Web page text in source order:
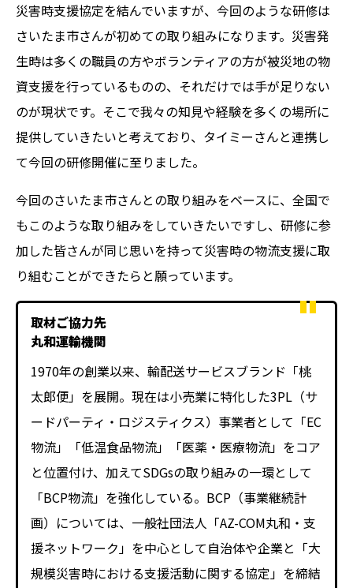
災害時支援協定を結んでいますが、今回のような研修は
さいたま市さんが初めての取り組みになります。災害発
生時は多くの職員の方やボランティアの方が被災地の物
資支援を行っているものの、それだけでは手が足りない
のが現状です。そこで我々の知見や経験を多くの場所に
提供していきたいと考えており、タイミーさんと連携し
て今回の研修開催に至りました。
今回のさいたま市さんとの取り組みをベースに、全国で
もこのような取り組みをしていきたいですし、研修に参
加した皆さんが同じ思いを持って災害時の物流支援に取
り組むことができたらと願っています。
取材ご協力先
丸和運輸機関
1970年の創業以来、輸配送サービスブランド「桃
太郎便」を展開。現在は小売業に特化した3PL（サ
ードパーティ・ロジスティクス）事業者として「EC
物流」「低温食品物流」「医薬・医療物流」をコア
と位置付け、加えてSDGsの取り組みの一環として
「BCP物流」を強化している。BCP（事業継続計
画）については、一般社団法人「AZ-COM丸和・支
援ネットワーク」を中心として自治体や企業と「大
規模災害時における支援活動に関する協定」を締結